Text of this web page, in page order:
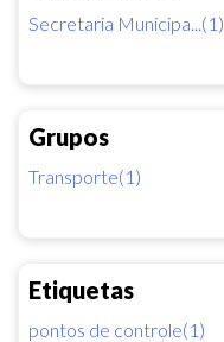
Secretaria Municipa...(1)
Grupos
Transporte(1)
Etiquetas
pontos de controle(1)